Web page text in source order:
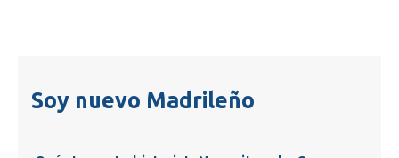
Soy nuevo Madrileño